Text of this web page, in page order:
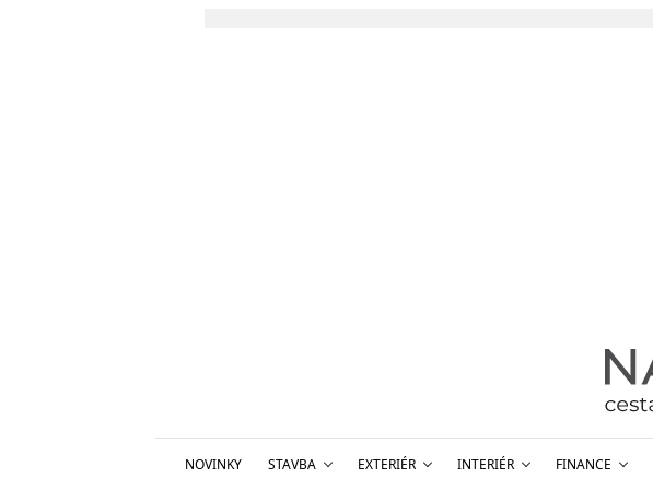
NOVINKY STAVBA EXTERIÉR INTERIÉR FINANCE